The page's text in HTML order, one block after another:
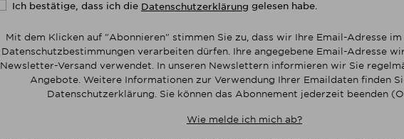
Ich bestätige, dass ich die Datenschutzerklärung gelesen habe.
Mit dem Klicken auf "Abonnieren" stimmen Sie zu, dass wir Ihre Email-Adresse im
Datenschutzbestimmungen verarbeiten dürfen. Ihre angegebene Email-Adresse
Newsletter-Versand verwendet. In unseren Newslettern informieren wir Sie
Angebote. Weitere Informationen zur Verwendung Ihrer Emaildaten finden
Datenschutzerklärung. Sie können das Abonnement jederzeit beenden
Wie melde ich mich ab?